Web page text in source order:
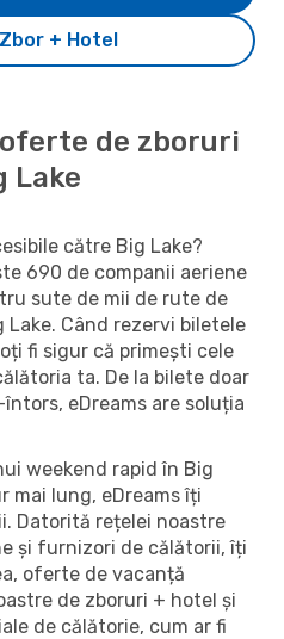
+ Hotel
de zboruri
Lake
către Big Lake?
690 de companii aeriene
sute de mii de rute de
Când rezervi biletele
fi sigur că primești cele
ta. De la bilete doar
eDreams are soluția
weekend rapid în Big
mai lung, eDreams îți
Datorită rețelei noastre
și furnizori de călătorii, îți
oferte de vacanță
de zboruri + hotel și
de călătorie, cum ar fi